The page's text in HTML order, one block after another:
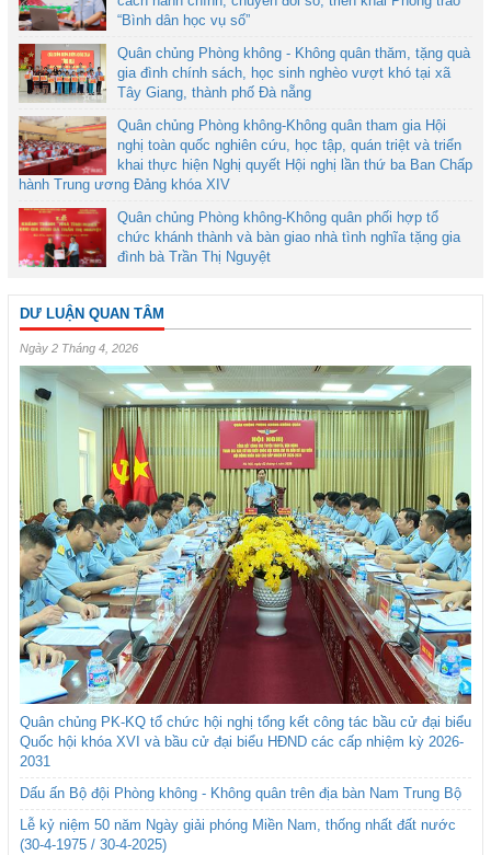
“Bình dân học vụ số”
Quân chủng Phòng không - Không quân thăm, tặng quà
gia đình chính sách, học sinh nghèo vượt khó tại xã
Tây Giang, thành phố Đà nẵng
Quân chủng Phòng không-Không quân tham gia Hội
nghị toàn quốc nghiên cứu, học tập, quán triệt và triển
khai thực hiện Nghị quyết Hội nghị lần thứ ba Ban Chấp
hành Trung ương Đảng khóa XIV
Quân chủng Phòng không-Không quân phối hợp tổ
chức khánh thành và bàn giao nhà tình nghĩa tặng gia
đình bà Trần Thị Nguyệt
DƯ LUẬN QUAN TÂM
Ngày 2 Tháng 4, 2026
Quân chủng PK-KQ tổ chức hội nghị tổng kết công tác bầu cử đại biểu
Quốc hội khóa XVI và bầu cử đại biểu HĐND các cấp nhiệm kỳ 2026-
2031
Dấu ấn Bộ đội Phòng không - Không quân trên địa bàn Nam Trung Bộ
Lễ kỷ niệm 50 năm Ngày giải phóng Miền Nam, thống nhất đất nước
(30-4-1975 / 30-4-2025)